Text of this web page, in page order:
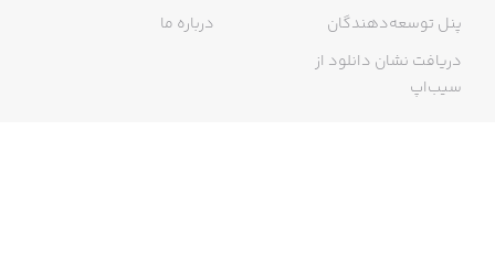
پنل توسعه‌دهندگان
دریافت نشان دانلود از
سیب‌اپ
درباره ما